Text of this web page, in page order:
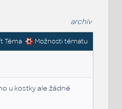
archiv
Téma Možnosti tématu
u kostky ale žádné